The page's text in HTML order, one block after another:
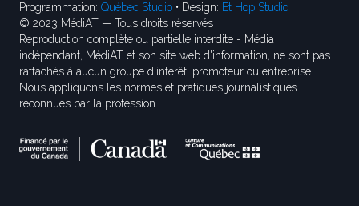
Programmation: Québec Studio • Design: Et Hop Studio
© 2023 MédiAT — Tous droits réservés
Reproduction complète ou partielle interdite - Média
indépendant, MédiAT et son site web d'information, ne sont pas
rattachés à aucun groupe d’intérêt, promoteur ou entreprise.
Nous appliquons les normes et pratiques journalistiques
reconnues par la profession.